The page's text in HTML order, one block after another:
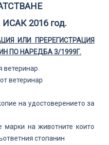
2016 год.
ИЛИ ПРЕРЕГИСТРАЦИЯ
ПО НАРЕДБА 3/1999Г.
ветеринар
ветеринар
на удостоверението за
на животните които
стопанин